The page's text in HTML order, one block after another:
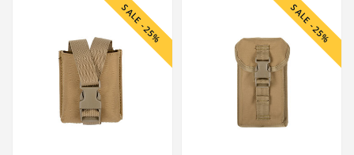
SALE -25% SALE -25%